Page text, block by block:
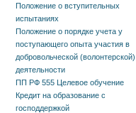
ФУМО по
Науки о
медицина
Положение о вступительных
испытаниях
Положение о порядке учета у
поступающего опыта участия в
добровольческой (волонтерской)
деятельности
ПП РФ 555 Целевое обучение
Кредит на образование с
господдержкой